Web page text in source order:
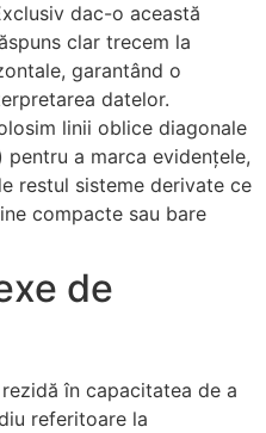
dac-o această
clar trecem la
garantând o
datelor.
linii oblice diagonale
a marca evidențele,
restul sisteme derivate ce
compacte sau bare
de
în capacitatea de a
referitoare la